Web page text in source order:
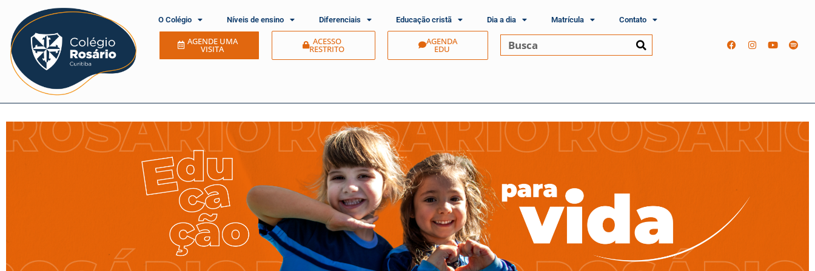
AGENDE UMA
VISITA
ACESSO
RESTRITO
AGENDA
EDU
O Colégio Níveis de ensino Diferenciais Educação cristã Dia a dia Matrícula Contato